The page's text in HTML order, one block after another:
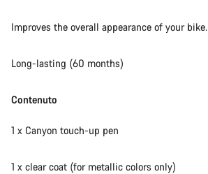
Improves the overall appearance of your bike.
Long-lasting (60 months)
Contenuto
1 x Canyon touch-up pen
1 x clear coat (for metallic colors only)